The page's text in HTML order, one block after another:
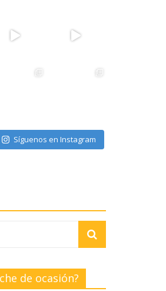
Síguenos en Instagram
de ocasión?